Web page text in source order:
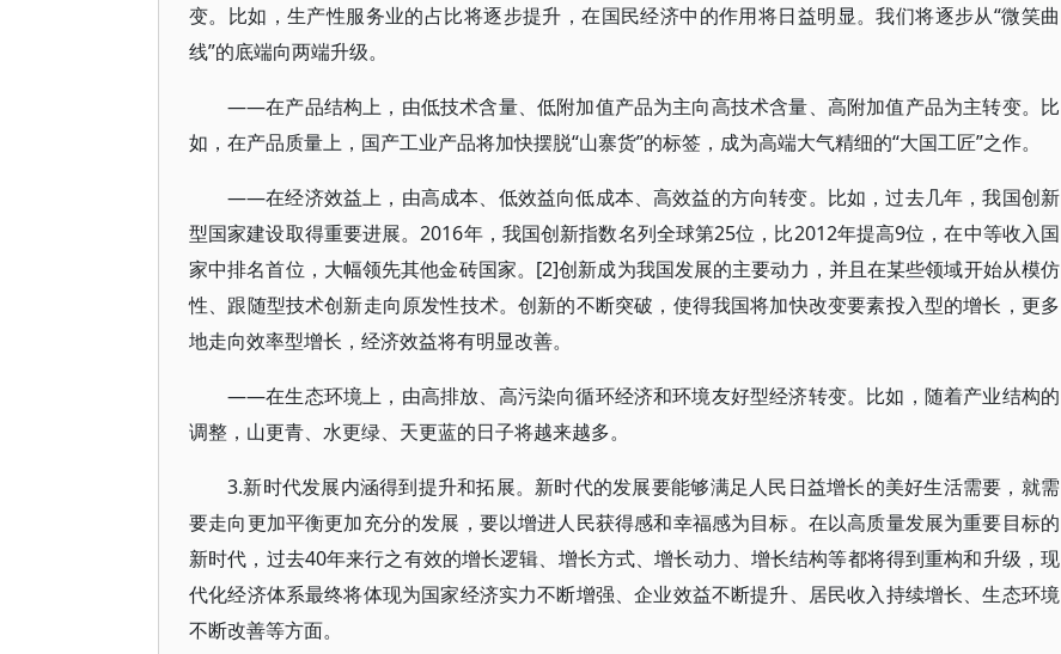
变。比如，生产性服务业的占比将逐步提升，在国民经济中的作用将日益明显。我们将逐步从“微笑曲
线”的底端向两端升级。
——在产品结构上，由低技术含量、低附加值产品为主向高技术含量、高附加值产品为主转变。比
如，在产品质量上，国产工业产品将加快摆脱“山寨货”的标签，成为高端大气精细的“大国工匠”之作。
——在经济效益上，由高成本、低效益向低成本、高效益的方向转变。比如，过去几年，我国创新
型国家建设取得重要进展。2016年，我国创新指数名列全球第25位，比2012年提高9位，在中等收入国
家中排名首位，大幅领先其他金砖国家。[2]创新成为我国发展的主要动力，并且在某些领域开始从模仿
性、跟随型技术创新走向原发性技术。创新的不断突破，使得我国将加快改变要素投入型的增长，更多
地走向效率型增长，经济效益将有明显改善。
——在生态环境上，由高排放、高污染向循环经济和环境友好型经济转变。比如，随着产业结构的
调整，山更青、水更绿、天更蓝的日子将越来越多。
3.新时代发展内涵得到提升和拓展。新时代的发展要能够满足人民日益增长的美好生活需要，就需
要走向更加平衡更加充分的发展，要以增进人民获得感和幸福感为目标。在以高质量发展为重要目标的
新时代，过去40年来行之有效的增长逻辑、增长方式、增长动力、增长结构等都将得到重构和升级，现
代化经济体系最终将体现为国家经济实力不断增强、企业效益不断提升、居民收入持续增长、生态环境
不断改善等方面。